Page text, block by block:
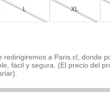
L XL
redirigiremos a Paris.cl, donde
fácil y segura. (El precio del